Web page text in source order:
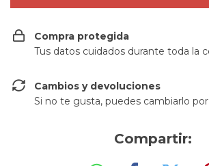
Compra protegida
Tus datos cuidados durante toda la
Cambios y devoluciones
Si no te gusta, puedes cambiarlo
Compartir: